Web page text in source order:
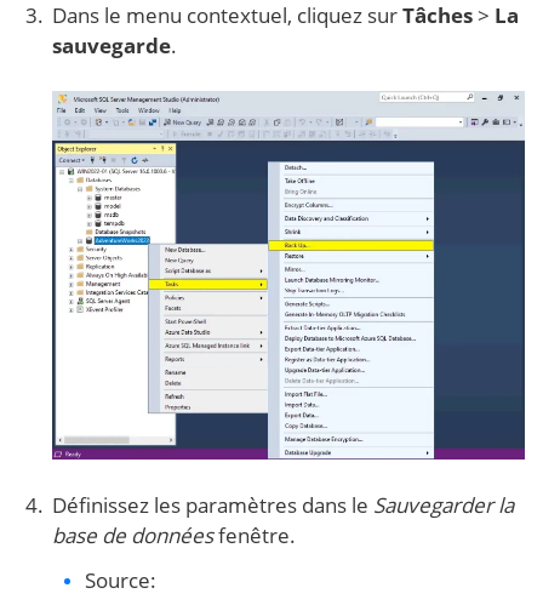
Dans le menu contextuel, cliquez surTâches> La
sauvegarde.
Définissez les paramètres dans le Sauvegarder la
base de donnéesfenêtre.
Source: